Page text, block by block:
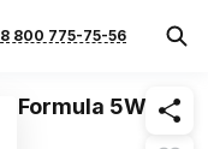
8 800 775-75-56Похожие
Formula 5W30